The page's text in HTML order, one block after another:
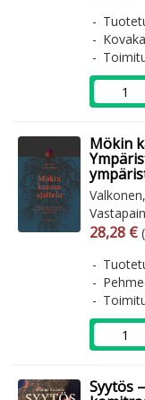
Mökin
28,28 €
Syytös